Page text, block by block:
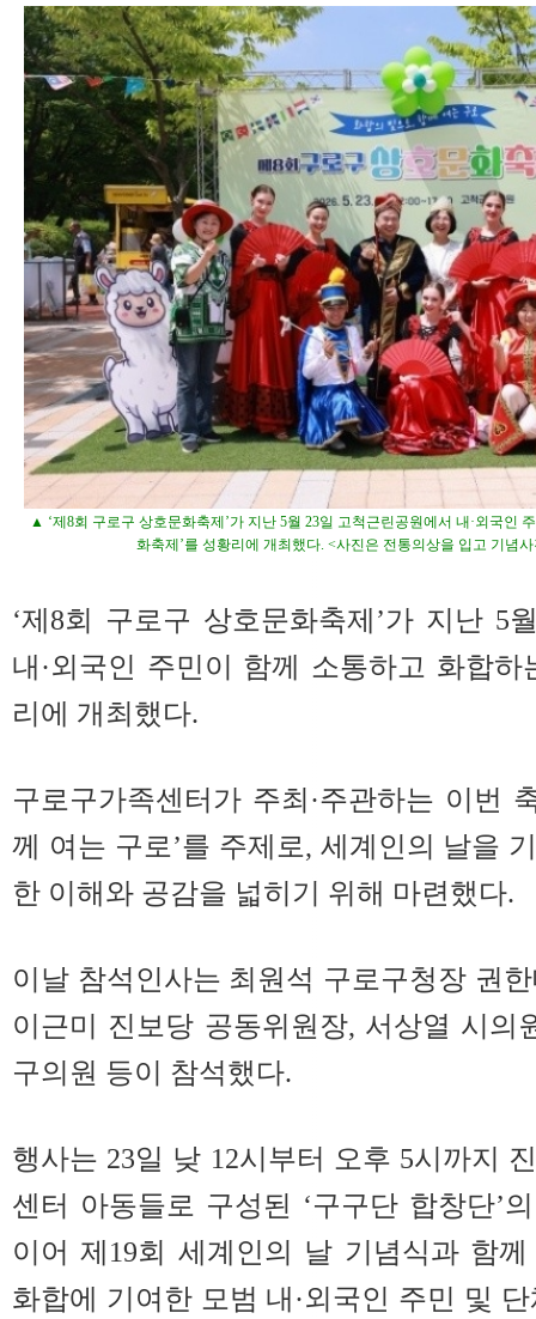
▲ ‘제8회 구로구 상호문화축제’가 지난 5월 23일 고척근린공원에서 내·외국인
화축제’를 성황리에 개최했다. <사진은 전통의상을 입고 기념
‘제8회 구로구 상호문화축제’가 지난 5
내·외국인 주민이 함께 소통하고 화합하
리에 개최했다.
구로구가족센터가 주최·주관하는 이번
께 여는 구로’를 주제로, 세계인의 날을
한 이해와 공감을 넓히기 위해 마련했다.
이날 참석인사는 최원석 구로구청장 권
이근미 진보당 공동위원장, 서상열 시의
구의원 등이 참석했다.
행사는 23일 낮 12시부터 오후 5시까지
센터 아동들로 구성된 ‘구구단 합창단’
이어 제19회 세계인의 날 기념식과 함
화합에 기여한 모범 내·외국인 주민 및